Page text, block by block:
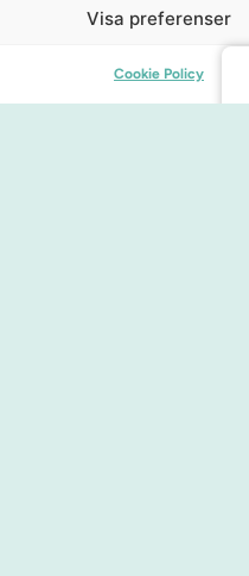
Visa preferenser
Cookie Policy